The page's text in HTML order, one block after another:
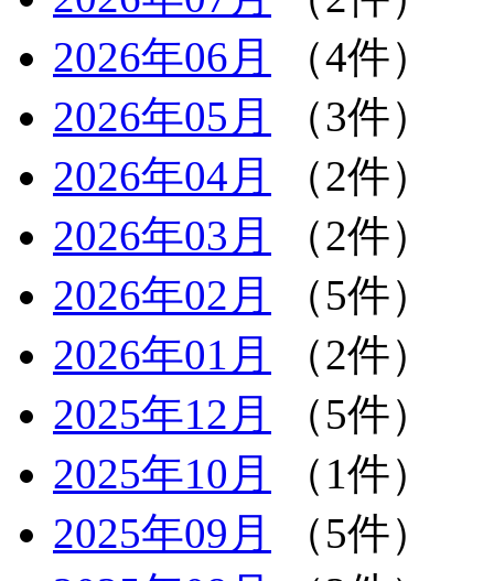
2026年06月
（4件）
2026年05月
（3件）
2026年04月
（2件）
2026年03月
（2件）
2026年02月
（5件）
2026年01月
（2件）
2025年12月
（5件）
2025年10月
（1件）
2025年09月
（5件）